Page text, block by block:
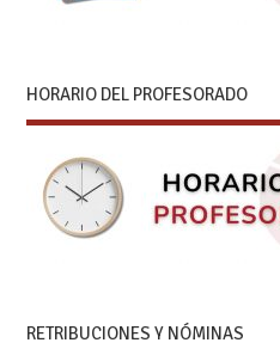
HORARIO DEL PROFESORADO
RETRIBUCIONES Y NÓMINAS